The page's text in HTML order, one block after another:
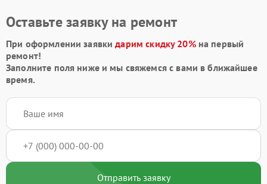
Оставьте заявку на ремонт
При оформлении заявкидарим скидку 20%на первый
ремонт!
Заполните поля ниже и мы свяжемся с вами в ближайшее
время.
Отправить заявку